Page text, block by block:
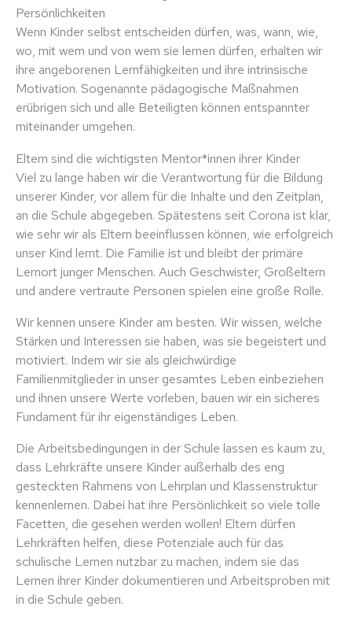
Persönlichkeiten
Wenn Kinder selbst entscheiden dürfen, was, wann, wie,
wo, mit wem und von wem sie lernen dürfen, erhalten wir
ihre angeborenen Lernfähigkeiten und ihre intrinsische
Motivation. Sogenannte pädagogische Maßnahmen
erübrigen sich und alle Beteiligten können entspannter
miteinander umgehen.
Eltern sind die wichtigsten Mentor*innen ihrer Kinder
Viel zu lange haben wir die Verantwortung für die Bildung
unserer Kinder, vor allem für die Inhalte und den Zeitplan,
an die Schule abgegeben. Spätestens seit Corona ist klar,
wie sehr wir als Eltern beeinflussen können, wie erfolgreich
unser Kind lernt. Die Familie ist und bleibt der primäre
Lernort junger Menschen. Auch Geschwister, Großeltern
und andere vertraute Personen spielen eine große Rolle.
Wir kennen unsere Kinder am besten. Wir wissen, welche
Stärken und Interessen sie haben, was sie begeistert und
motiviert. Indem wir sie als gleichwürdige
Familienmitglieder in unser gesamtes Leben einbeziehen
und ihnen unsere Werte vorleben, bauen wir ein sicheres
Fundament für ihr eigenständiges Leben.
Die Arbeitsbedingungen in der Schule lassen es kaum zu,
dass Lehrkräfte unsere Kinder außerhalb des eng
gesteckten Rahmens von Lehrplan und Klassenstruktur
kennenlernen. Dabei hat ihre Persönlichkeit so viele tolle
Facetten, die gesehen werden wollen! Eltern dürfen
Lehrkräften helfen, diese Potenziale auch für das
schulische Lernen nutzbar zu machen, indem sie das
Lernen ihrer Kinder dokumentieren und Arbeitsproben mit
in die Schule geben.